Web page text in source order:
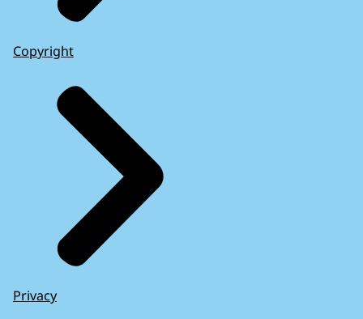
Copyright
Privacy